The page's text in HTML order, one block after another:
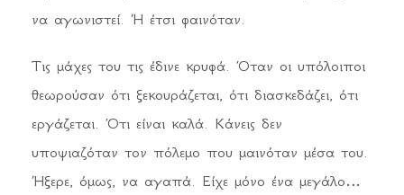
να αγωνιστεί. Ή έτσι φαινόταν.
Τις μάχες του τις έδινε κρυφά. Όταν οι υπόλοιποι
θεωρούσαν ότι ξεκουράζεται, ότι διασκεδάζει, ότι
εργάζεται. Ότι είναι καλά. Κάνεις δεν
υποψιαζόταν τον πόλεμο που μαινόταν μέσα του.
Ήξερε, όμως, να αγαπά. Είχε μόνο ένα μεγάλο